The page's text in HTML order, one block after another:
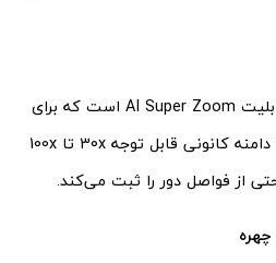
یکی از ویژگی‌های برجسته، قابلیت AI Super Zoom است که برای
کادربندی مناظر خیره‌کننده با دامنه کانونی قابل توجه 30x تا 100x
از فواصل دور را ثبت می‌کند.